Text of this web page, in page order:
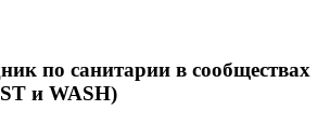
по санитарии в сообществах
и WASH)